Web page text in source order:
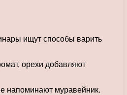
ищут способы варить
орехи добавляют
напоминают муравейник.